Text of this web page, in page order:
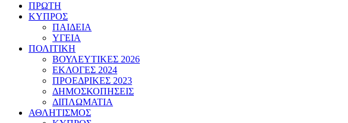
ΠΡΩΤΗ
ΚΥΠΡΟΣ
ΠΑΙΔΕΙΑ
ΥΓΕΙΑ
ΠΟΛΙΤΙΚΗ
ΒΟΥΛΕΥΤΙΚΕΣ 2026
ΕΚΛΟΓΕΣ 2024
ΠΡΟΕΔΡΙΚΕΣ 2023
ΔΗΜΟΣΚΟΠΗΣΕΙΣ
ΔΙΠΛΩΜΑΤΙΑ
ΑΘΛΗΤΙΣΜΟΣ